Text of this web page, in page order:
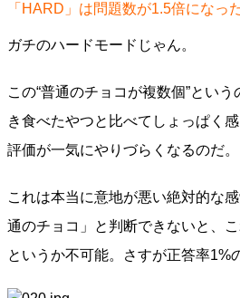
「HARD」は問題数が1.5倍にな
ガチのハードモードじゃん。
この“普通のチョコが複数個”とい
き食べたやつと比べてしょっぱく
評価が一気にやりづらくなるのだ。
これは本当に意地が悪い絶対的な
通のチョコ」と判断できないと、
というか不可能。さすが正答率1%